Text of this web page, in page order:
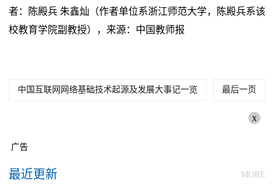
者：陈殿兵 朱鑫灿（作者单位系浙江师范大学，陈殿兵系该
校教育学院副教授），来源：中国教师报
中国互联网网络基础技术起源及发展大事记一览 最后一页
x
广告
最近更新 MORE